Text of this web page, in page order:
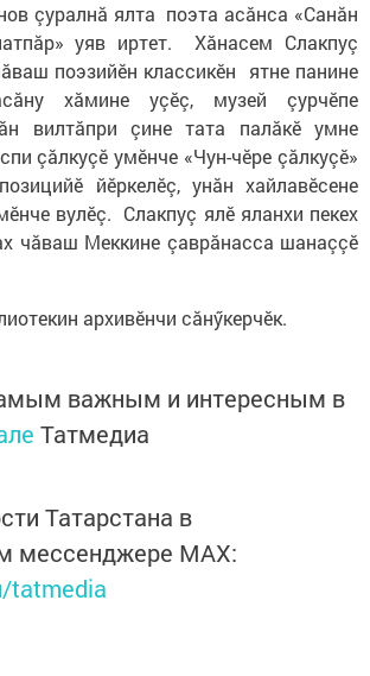
çуралнă ялта поэта асăнса «Санăн
уяв иртет. Хăнасем Слакпуç
поэзийĕн классикĕн ятне панине
хăмине уçӗç, музей çурчĕпе
вилтăпри çине тата палăкĕ умне
çăлкуçĕ умĕнче «Чун-чĕре çăлкуçĕ»
йĕркелӗç, унăн хайлавĕсене
вулĕç. Слакпуç ялĕ яланхи пекех
чăваш Меккине çаврăнасса шанаççӗ
архивӗнчи сăнӳкерчӗк.
важным и интересным в
Татмедиа
Татарстана в
мессенджере MАХ:
tatmedia